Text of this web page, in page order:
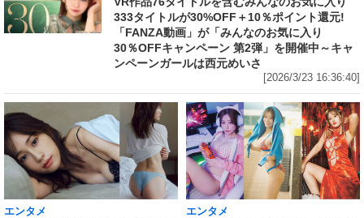
333タイトルが30%OFF＋10％ポイント還元!
「FANZA動画」が「みんなのお気に入り
30％OFFキャンペーン 第2弾」を開催中～キャ
ンペーンガールは西元めいさ
[2026/3/23 16:36:40]
エンタメ エンタメ